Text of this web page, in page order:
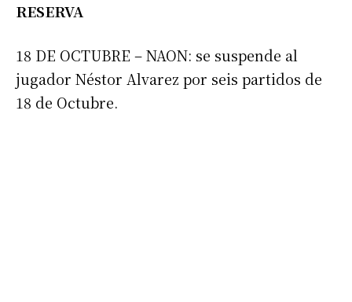
RESERVA
18 DE OCTUBRE – NAON: se suspende al
jugador Néstor Alvarez por seis partidos de
18 de Octubre.